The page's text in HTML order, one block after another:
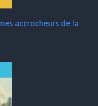
accrocheurs de la